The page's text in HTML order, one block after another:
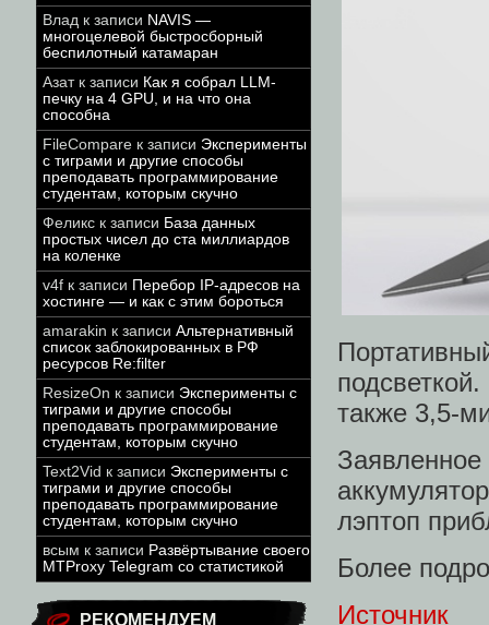
Влад к записи NAVIS —
многоцелевой быстросборный
беспилотный катамаран
Азатк записи Как я собрал LLM-
печку на 4 GPU, и на что она
способна
FileCompare к записи Эксперименты
с тиграми и другие способы
преподавать программирование
студентам, которым скучно
Феликс к записи База данных
простых чисел до ста миллиардов
на коленке
v4f к записи Перебор IP-адресов на
хостинге — и как с этим бороться
amarakin к записи Альтернативный
список заблокированных в РФ
ресурсов Re:filter
ResizeOn к записи Эксперименты с
тиграми и другие способы
преподавать программирование
студентам, которым скучно
Text2Vid к записи Эксперименты с
тиграми и другие способы
преподавать программирование
студентам, которым скучно
всым к записи Развёртывание своего
MTProxy Telegram со статистикой
РЕКОМЕНДУЕМ
также 3,5-
лэптоп
Более
Источник